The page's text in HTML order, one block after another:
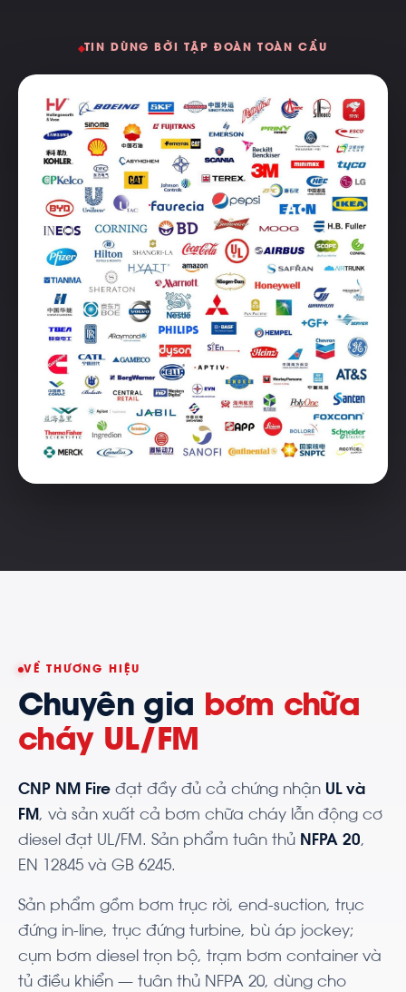
TIN DÙNG BỞI TẬP ĐOÀN TOÀN CẦU
VỀ THƯƠNG HIỆU
Chuyên gia bơm chữa
cháy UL/FM
CNP NM Fire đạt đầy đủ cả chứng nhận UL và
FM , và sản xuất cả bơm chữa cháy lẫn động cơ
diesel đạt UL/FM. Sản phẩm tuân thủ NFPA 20,
EN 12845 và GB 6245.
Sản phẩm gồm bơm trục rời, end-suction, trục
đứng in-line, trục đứng turbine, bù áp jockey;
cụm bơm diesel trọn bộ, trạm bơm container và
tủ điều khiển — tuân thủ NFPA 20, dùng cho